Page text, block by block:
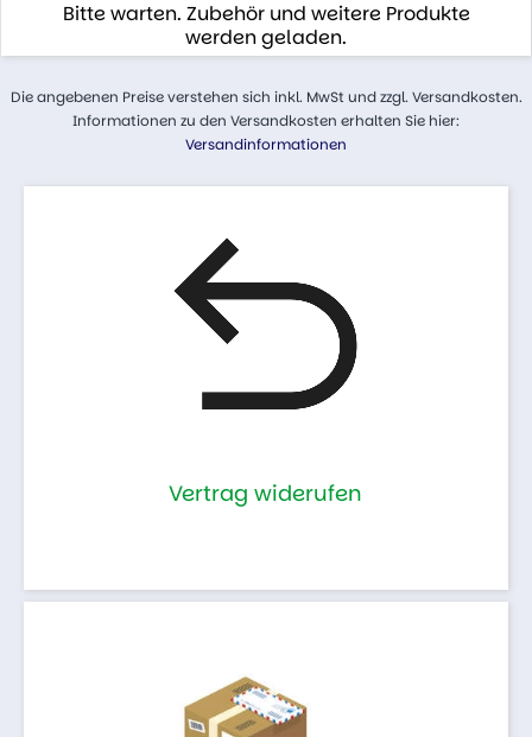
Bitte warten. Zubehör und weitere Produkte
werden geladen.
Die angebenen Preise verstehen sich inkl. MwSt und zzgl. Versandkosten.
Informationen zu den Versandkosten erhalten Sie hier:
Versandinformationen
Vertrag widerufen